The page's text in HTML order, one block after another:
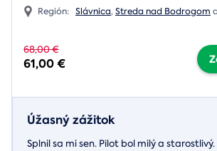
Región: Slávnica,Streda nad Bodrogom a
68,00 €
61,00 €
Úžasný zážitok
Splnil sa mi sen. Pilot bol milý a